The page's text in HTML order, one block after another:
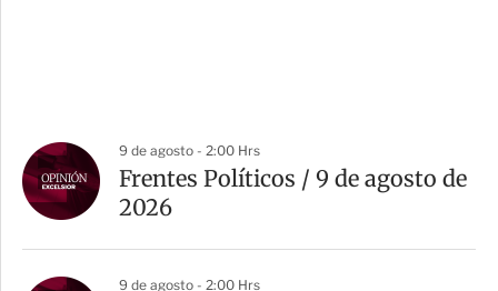
9 de agosto - 2:00 Hrs
Frentes Políticos / 9 de agosto de
2026
9 de agosto - 2:00 Hrs